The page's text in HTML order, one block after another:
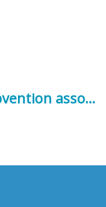
CERFA demande de subvention association